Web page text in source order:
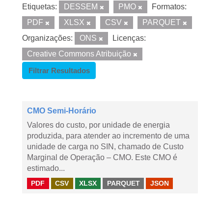
Etiquetas: DESSEM PMO
Formatos:
PDF
XLSX CSV
PARQUET
Organizações:
ONS
Licenças:
Creative Commons Atribuição
Filtrar Resultados
CMO Semi-Horário
Valores do custo, por unidade de energia
produzida, para atender ao incremento de uma
unidade de carga no SIN, chamado de Custo
Marginal de Operação – CMO. Este CMO é
estimado...
PDF CSV XLSX PARQUET JSON